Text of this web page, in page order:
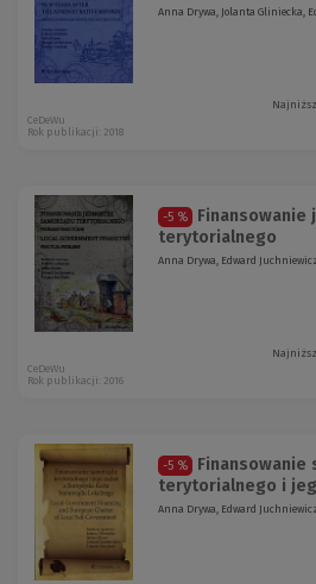
Anna Drywa, Jolanta Gliniecka,
CeDeWu
Rok publikacji: 2018
-5 %
terytorialnego
Anna Drywa, Edward
CeDeWu
Rok publikacji: 2016
-5 %
Finansowanie
terytorialnego i
Anna Drywa, Edward